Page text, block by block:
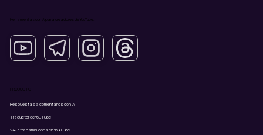
Herramientas con IA para creadores de YouTube.
PRODUCTO
Respuestas a comentarios con IA
Traductor de YouTube
24/7 transmisiones en YouTube